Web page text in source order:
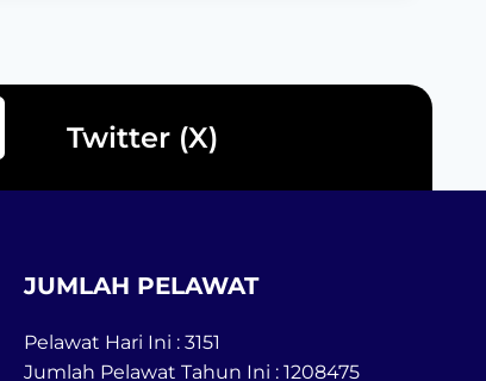
Twitter (X)
JUMLAH PELAWAT
Pelawat Hari Ini : 3151
Jumlah Pelawat Tahun Ini : 1208475